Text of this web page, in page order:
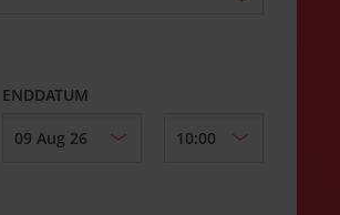
ENDDATUM